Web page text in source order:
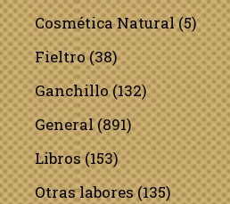
Cosmética Natural(5)
Fieltro(38)
Ganchillo(132)
General(891)
Libros(153)
Otras labores(135)